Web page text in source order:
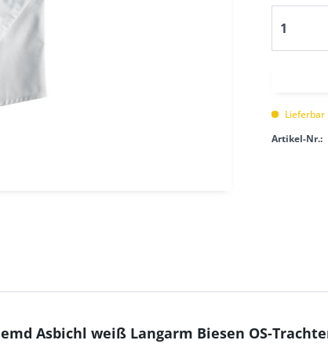
Artikel-Nr.:
Asbichl weiß Langarm Biesen OS-